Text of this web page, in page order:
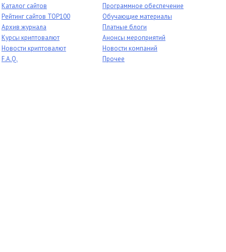
Каталог сайтов
Рейтинг сайтов TOP100
Архив журнала
Курсы криптовалют
Новости криптовалют
F.A.Q.
Программное обеспечение
Обучающие материалы
Платные блоги
Анонсы мероприятий
Новости компаний
Прочее